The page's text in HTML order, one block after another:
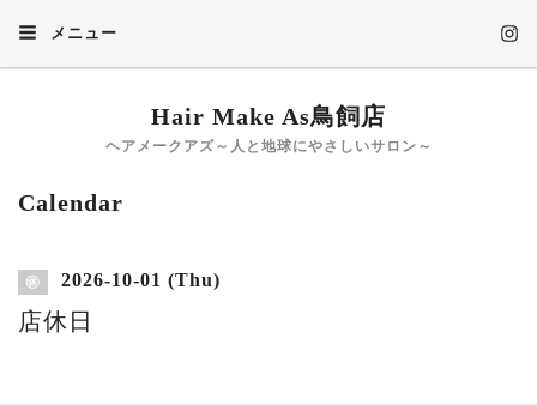
メニュー
Hair Make As鳥飼店
ヘアメークアズ～人と地球にやさしいサロン～
Calendar
㊡ 2026-10-01 (Thu)
店休日